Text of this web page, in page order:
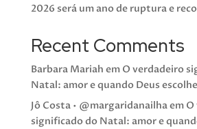
2026 será um ano de ruptura e
Recent Comments
Barbara Mariah em O verdadeiro
Natal: amor e quando Deus
Jô Costa • @margaridanailhaem
significado do Natal: amor e